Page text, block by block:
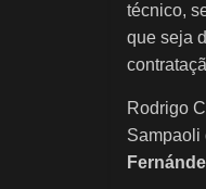
técnico,
que seja
Rodrigo
Sampaoli